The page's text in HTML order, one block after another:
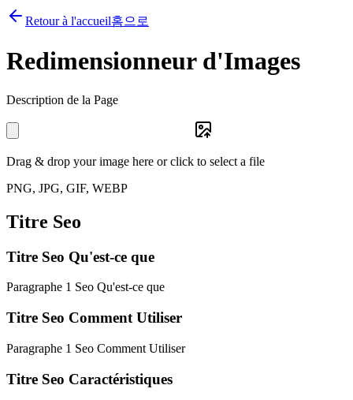
Retour à l'accueil홈으로
Redimensionneur d'Images
Description de la Page
Drag & drop your image here or click to select a file
PNG, JPG, GIF, WEBP
Titre Seo
Titre Seo Qu'est-ce que
Paragraphe 1 Seo Qu'est-ce que
Titre Seo Comment Utiliser
Paragraphe 1 Seo Comment Utiliser
Titre Seo Caractéristiques